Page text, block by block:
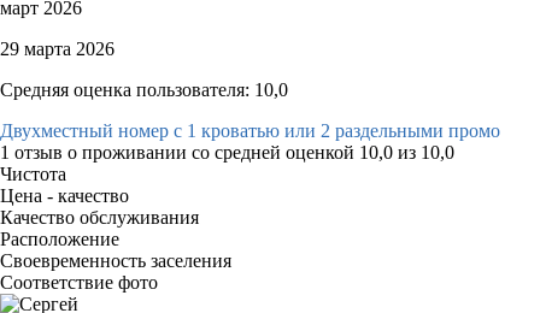
март 2026
29 марта 2026
Средняя оценка пользователя: 10,0
Двухместный номер с 1 кроватью или 2 раздельными промо
1 отзыв о проживании со средней оценкой 10,0 из 10,0
Чистота
Цена - качество
Качество обслуживания
Расположение
Своевременность заселения
Соответствие фото